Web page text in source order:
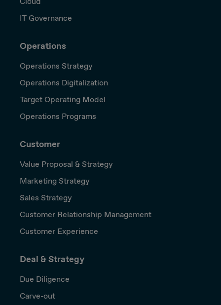
IT Governance
Operations
Operations Strategy
Operations Digitalization
Target Operating Model
Operations Programs
Customer
Value Proposal & Strategy
Marketing Strategy
Sales Strategy
Customer Relationship Management
Customer Experience
Deal & Strategy
Due Diligence
Carve-out